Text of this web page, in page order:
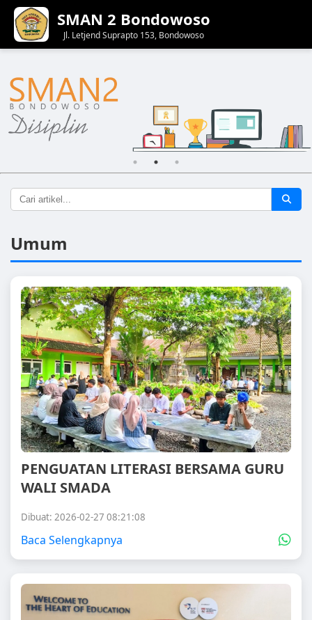
SMAN 2 Bondowoso
Jl. Letjend Suprapto 153, Bondowoso
Umum
PENGUATAN LITERASI BERSAMA GURU
WALI SMADA
Dibuat: 2026-02-27 08:21:08
Baca Selengkapnya